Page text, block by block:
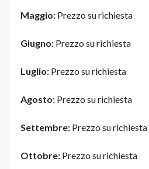
Maggio: Prezzo su richiesta
Giugno: Prezzo su richiesta
Luglio: Prezzo su richiesta
Agosto: Prezzo su richiesta
Settembre: Prezzo su richiesta
Ottobre: Prezzo su richiesta